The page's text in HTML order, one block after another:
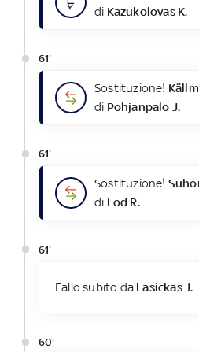
di Kazukolovas K.
61'
Sostituzione!
di Pohjanpalo J.
61'
Sostituzione!
di Lod R.
61'
Fallo subito da Lasickas J.
60'